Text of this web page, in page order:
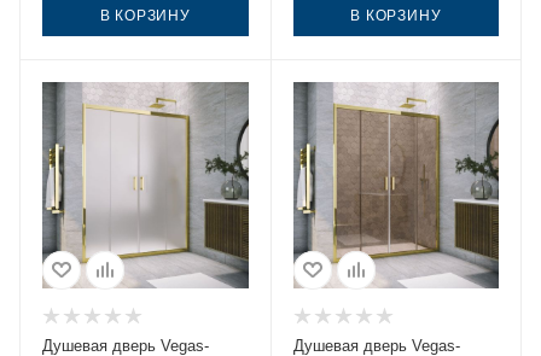
В КОРЗИНУ В КОРЗИНУ
Душевая дверь Vegas-
Душевая дверь Vegas-